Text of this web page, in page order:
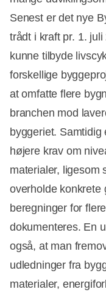
Senest er det nye
trådt i kraft pr. 1.
kunne tilbyde
forskellige
at omfatte flere
branchen mod
byggeriet.
højere krav om
materialer, ligesom
overholde
beregninger for
dokumenteres. En
også, at man
udledninger fra
materialer,